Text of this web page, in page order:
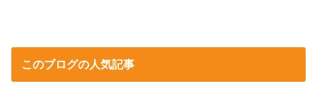
このブログの人気記事